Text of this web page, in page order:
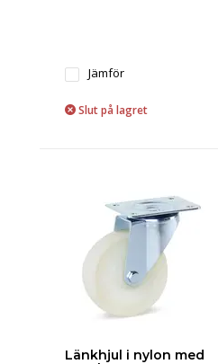
Jämför
Slut på lagret
Länkhjul i nylon med